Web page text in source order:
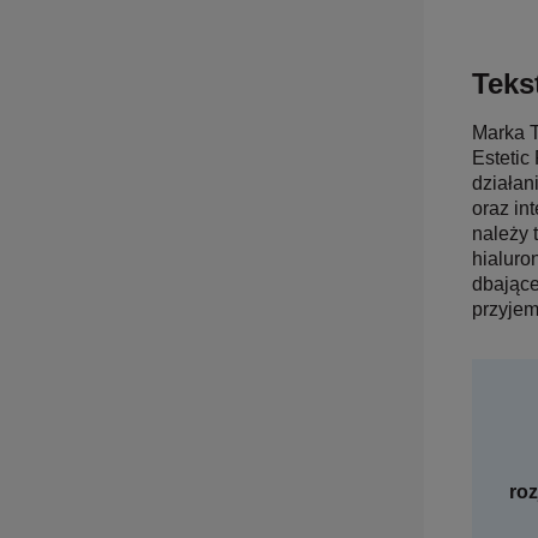
Marka
Estetic
oraz
należy